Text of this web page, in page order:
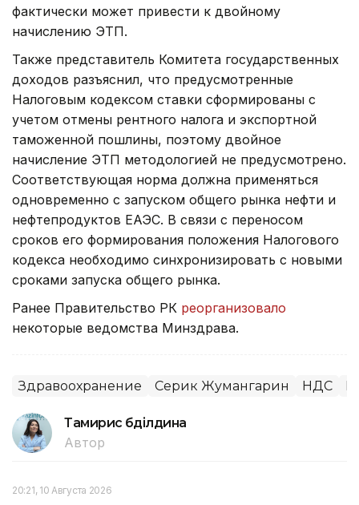
фактически может привести к двойному
начислению ЭТП.
Также представитель Комитета государственных
доходов разъяснил, что предусмотренные
Налоговым кодексом ставки сформированы с
учетом отмены рентного налога и экспортной
таможенной пошлины, поэтому двойное
начисление ЭТП методологией не предусмотрено.
Соответствующая норма должна применяться
одновременно с запуском общего рынка нефти и
нефтепродуктов ЕАЭС. В связи с переносом
сроков его формирования положения Налогового
кодекса необходимо синхронизировать с новыми
сроками запуска общего рынка.
Ранее Правительство РК реорганизовало
некоторые ведомства Минздрава.
Здравоохранение Серик Жумангарин НДС
Тамирис Әбділдина
Автор
20:21, 10 Августа 2026